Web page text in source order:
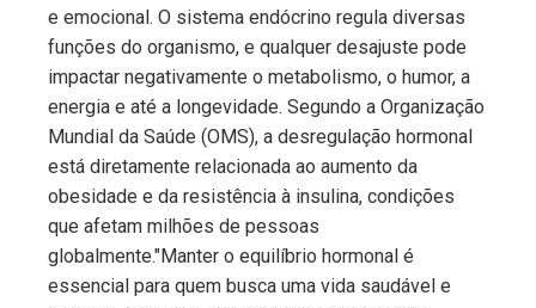
e emocional. O sistema endócrino regula diversas
funções do organismo, e qualquer desajuste pode
impactar negativamente o metabolismo, o humor, a
energia e até a longevidade. Segundo a Organização
Mundial da Saúde (OMS), a desregulação hormonal
está diretamente relacionada ao aumento da
obesidade e da resistência à insulina, condições
que afetam milhões de pessoas
globalmente."Manter o equilíbrio hormonal é
essencial para quem busca uma vida saudável e